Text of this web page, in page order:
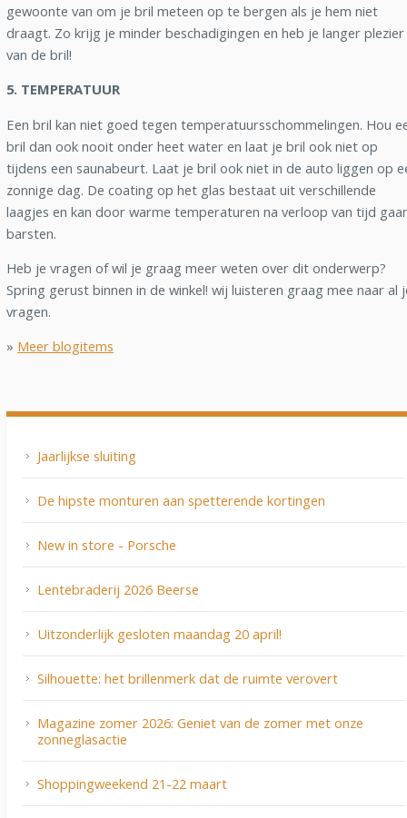
gewoonte van om je bril meteen op te bergen als je hem niet
draagt. Zo krijg je minder beschadigingen en heb je langer plezier
van de bril!
5. TEMPERATUUR
Een bril kan niet goed tegen temperatuursschommelingen. Hou
bril dan ook nooit onder heet water en laat je bril ook niet op
tijdens een saunabeurt. Laat je bril ook niet in de auto liggen op
zonnige dag. De coating op het glas bestaat uit verschillende
laagjes en kan door warme temperaturen na verloop van tijd
barsten.
Heb je vragen of wil je graag meer weten over dit onderwerp?
Spring gerust binnen in de winkel! wij luisteren graag mee naar al
vragen.
» Meer blogitems
Jaarlijkse sluiting
De hipste monturen aan spetterende kortingen
New in store - Porsche
Lentebraderij 2026 Beerse
Uitzonderlijk gesloten maandag 20 april!
Silhouette: het brillenmerk dat de ruimte verovert
Magazine zomer 2026: Geniet van de zomer met onze
zonneglasactie
Shoppingweekend 21-22 maart